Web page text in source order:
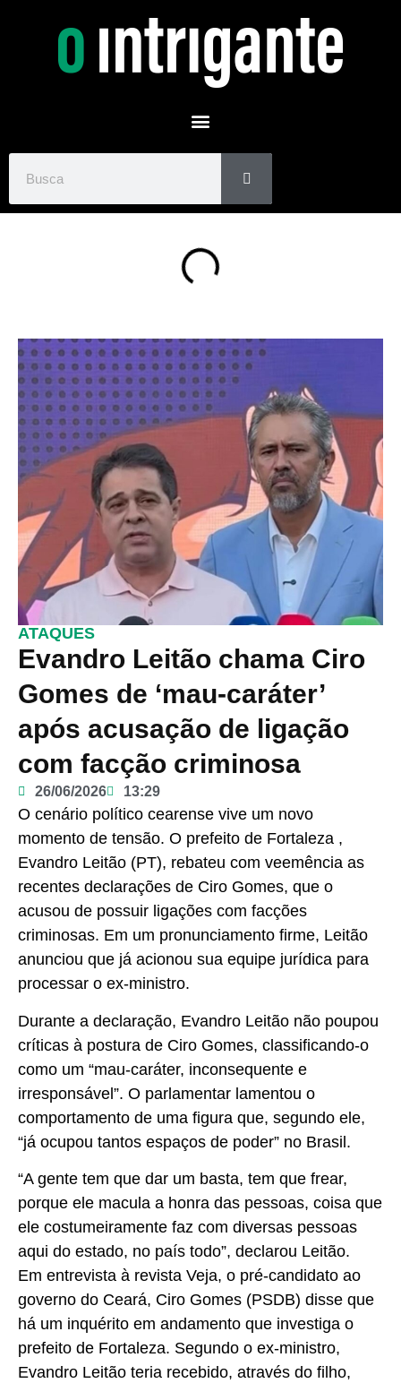
ATAQUES
Evandro Leitão chama Ciro
Gomes de ‘mau-caráter’
após acusação de ligação
com facção criminosa
26/06/2026 13:29
O cenário político cearense vive um novo
momento de tensão. O prefeito de Fortaleza ,
Evandro Leitão (PT), rebateu com veemência as
recentes declarações de Ciro Gomes, que o
acusou de possuir ligações com facções
criminosas. Em um pronunciamento firme, Leitão
anunciou que já acionou sua equipe jurídica para
processar o ex-ministro.
Durante a declaração, Evandro Leitão não poupou
críticas à postura de Ciro Gomes, classificando-o
como um “mau-caráter, inconsequente e
irresponsável”. O parlamentar lamentou o
comportamento de uma figura que, segundo ele,
“já ocupou tantos espaços de poder” no Brasil.
“A gente tem que dar um basta, tem que frear,
porque ele macula a honra das pessoas, coisa que
ele costumeiramente faz com diversas pessoas
aqui do estado, no país todo”, declarou Leitão.
Em entrevista à revista Veja, o pré-candidato ao
governo do Ceará, Ciro Gomes (PSDB) disse que
há um inquérito em andamento que investiga o
prefeito de Fortaleza. Segundo o ex-ministro,
Evandro Leitão teria recebido, através do filho,